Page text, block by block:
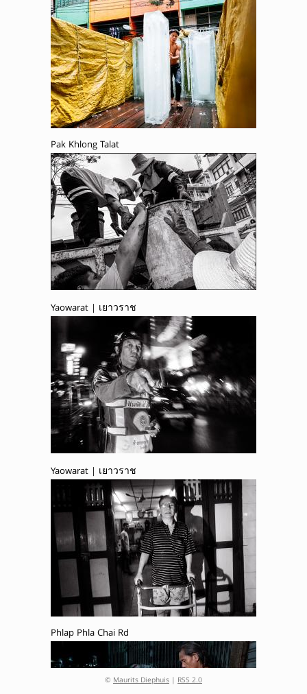
Pak Khlong Talat
Yaowarat | เยาวราช
Yaowarat | เยาวราช
Phlap Phla Chai Rd
© Maurits Diephuis | RSS 2.0